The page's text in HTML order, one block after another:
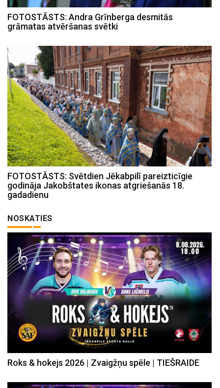
FOTOSTĀSTS: Andra Grīnberga desmitās
grāmatas atvēršanas svētki
FOTOSTĀSTS: Svētdien Jēkabpilī pareizticīgie
godināja Jakobštates ikonas atgriešanās 18.
gadadienu
NOSKATIES
Roks & hokejs 2026 | Zvaigžņu spēle | TIEŠRAIDE